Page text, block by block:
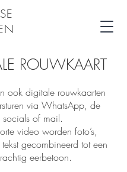
ROUWKAART
ook digitale rouwkaarten
via WhatsApp, de
socials of mail.
video worden foto’s,
gecombineerd tot een
eerbetoon.